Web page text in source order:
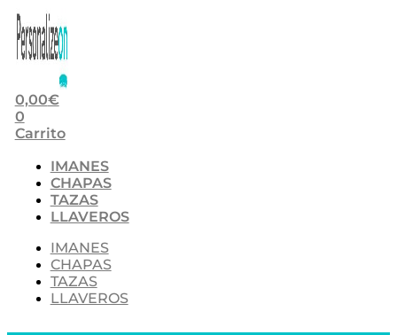
0,00€
0
Carrito
IMANES
CHAPAS
TAZAS
LLAVEROS
IMANES
CHAPAS
TAZAS
LLAVEROS